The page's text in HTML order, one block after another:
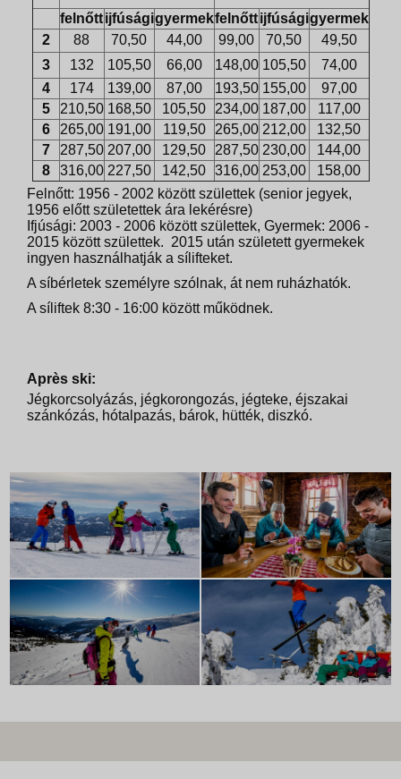
felnőttijfúságigyermekfelnőttijfúságigyermek
2
88 70,50 44,00 99,00 70,50
49,50
3
132 105,50 66,00 148,00 105,50
74,00
4
174 139,00 87,00 193,50 155,00
97,00
5
210,50 168,50 105,50 234,00 187,00
117,00
6
265,00 191,00 119,50 265,00 212,00
132,50
7
287,50 207,00 129,50 287,50 230,00
144,00
8
316,00 227,50 142,50 316,00 253,00
158,00
Felnőtt: 1956 - 2002 között születtek (senior jegyek,
1956 előtt születettek ára lekérésre)
Ifjúsági: 2003 - 2006 között születtek, Gyermek: 2006 -
2015 között születtek. 2015 után született gyermekek
ingyen használhatják a sílifteket.
A síbérletek személyre szólnak, át nem ruházhatók.
A síliftek 8:30 - 16:00 között működnek.
Après ski:
Jégkorcsolyázás, jégkorongozás, jégteke, éjszakai
szánkózás, hótalpazás, bárok, hütték, diszkó.